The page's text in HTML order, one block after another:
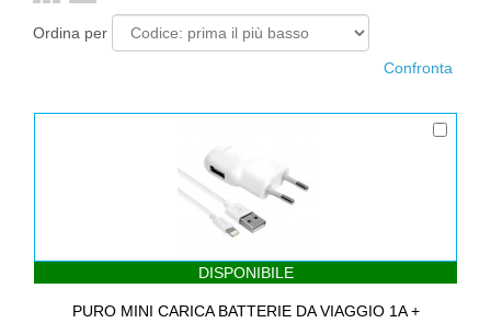
Ordina per
DISPONIBILE
PURO MINI CARICA BATTERIE DA VIAGGIO 1A +